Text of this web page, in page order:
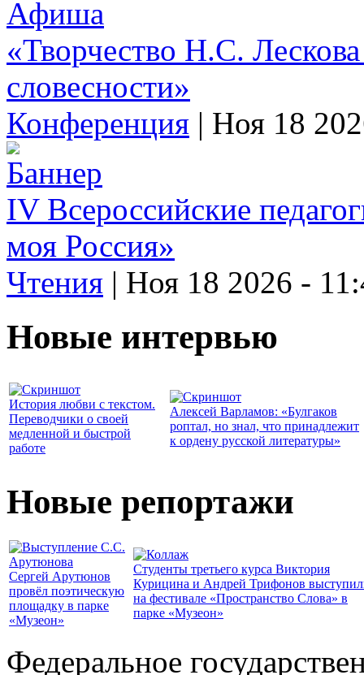
«Творчество Н.С. Лескова
словесности»
Конференция | Ноя 18
IV Всероссийские
моя Россия»
Чтения | Ноя 18 2026 -
Новые интервью
История любви с текстом.
Переводчики о своей
медленной и быстрой
работе
Алексей Варламов: «Булгаков
роптал, но знал, что принадлежит
к ордену русской литературы»
Новые репортажи
Сергей Арутюнов
провёл поэтическую
площадку в парке
«Музеон»
Студенты третьего курса Виктория
Курицина и Андрей Трифонов
на фестивале «Пространство Слова» в
парке «Музеон»
Федеральное